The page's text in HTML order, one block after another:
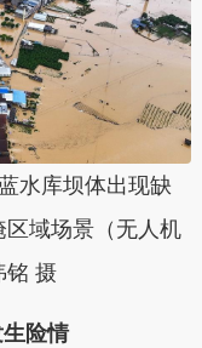
水库坝体出现缺
区域场景（无人机
铭 摄
险情